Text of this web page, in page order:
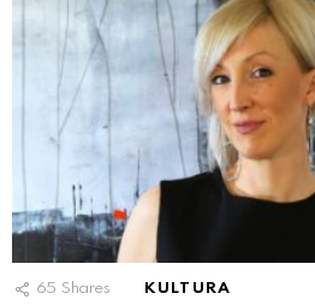
65 Shares KULTURA